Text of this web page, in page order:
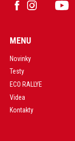
MENU
Novinky
Testy
ECO RALLYE
Videa
Kontakty